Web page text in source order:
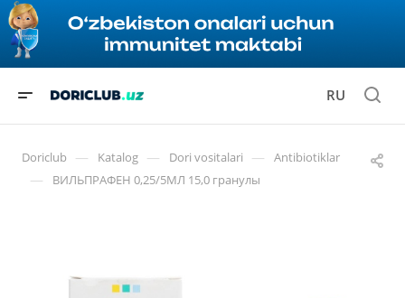
RU
Doriclub — Katalog — Dori vositalari — Antibiotiklar
— ВИЛЬПРАФЕН 0,25/5МЛ 15,0 гранулы